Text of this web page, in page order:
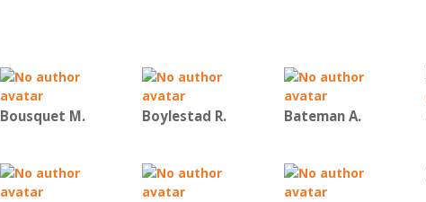
Bousquet M. Boylestad R. Bateman Α.